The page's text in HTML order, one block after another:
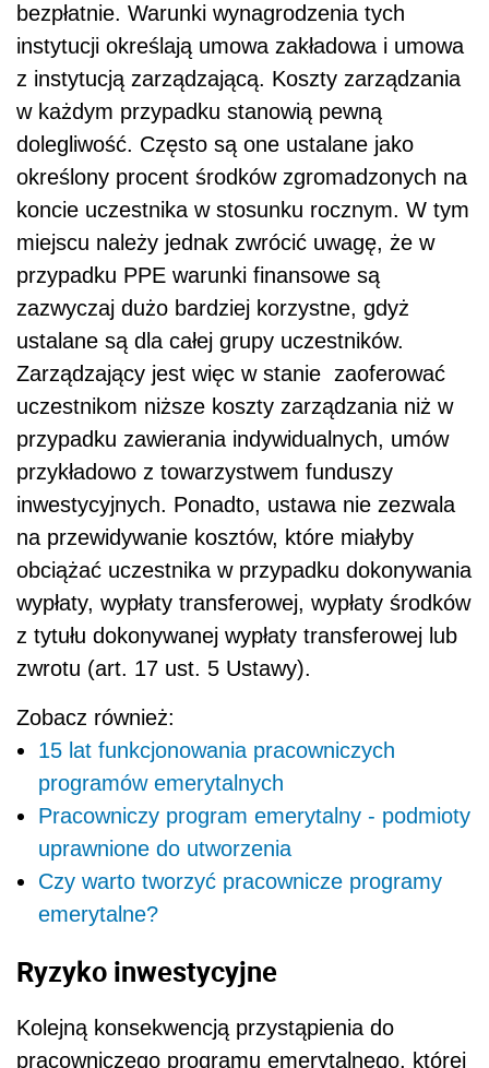
bezpłatnie. Warunki wynagrodzenia tych
instytucji określają umowa zakładowa i umowa
z instytucją zarządzającą. Koszty zarządzania
w każdym przypadku stanowią pewną
dolegliwość. Często są one ustalane jako
określony procent środków zgromadzonych na
koncie uczestnika w stosunku rocznym. W tym
miejscu należy jednak zwrócić uwagę, że w
przypadku PPE warunki finansowe są
zazwyczaj dużo bardziej korzystne, gdyż
ustalane są dla całej grupy uczestników.
Zarządzający jest więc w stanie zaoferować
uczestnikom niższe koszty zarządzania niż w
przypadku zawierania indywidualnych, umów
przykładowo z towarzystwem funduszy
inwestycyjnych. Ponadto, ustawa nie zezwala
na przewidywanie kosztów, które miałyby
obciążać uczestnika w przypadku dokonywania
wypłaty, wypłaty transferowej, wypłaty środków
z tytułu dokonywanej wypłaty transferowej lub
zwrotu (art. 17 ust. 5 Ustawy).
Zobacz również:
15 lat funkcjonowania pracowniczych
programów emerytalnych
Pracowniczy program emerytalny - podmioty
uprawnione do utworzenia
Czy warto tworzyć pracownicze programy
emerytalne?
Ryzyko inwestycyjne
Kolejną konsekwencją przystąpienia do
pracowniczego programu emerytalnego, której